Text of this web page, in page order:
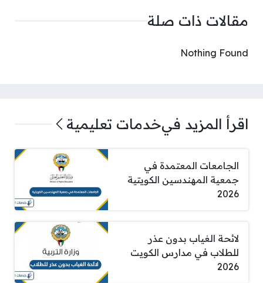
مقالات ذات صلة
Nothing Found
اقرأ المزيد فيخدمات تعليمية
الجامعات المعتمدة في
جمعية المهندسين الكويتية
2026
لائحة الغياب بدون عذر
للطلاب في مدارس الكويت
2026